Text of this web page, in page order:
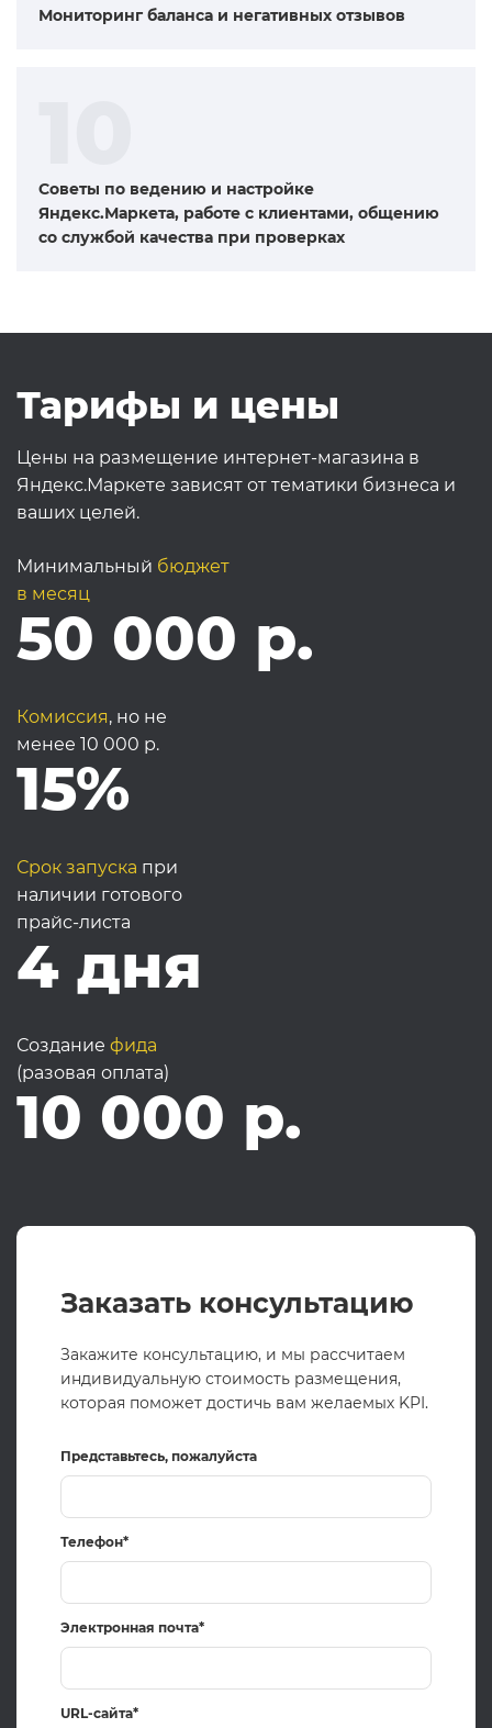
Мониторинг баланса и негативных отзывов
Советы по ведению и настройке
Яндекс.Маркета, работе с клиентами, общению
со службой качества при проверках
Тарифы и цены
Цены на размещение интернет-магазина в
Яндекс.Маркете зависят от тематики бизнеса и
ваших целей.
Минимальный бюджет
в месяц
50 000 р.
Комиссия, но не
менее 10 000 р.
15%
Срок запуска при
наличии готового
прайс-листа
4 дня
Создание фида
(разовая оплата)
10 000 р.
Заказать консультацию
Закажите консультацию, и мы рассчитаем
индивидуальную стоимость размещения,
которая поможет достичь вам желаемых KPI.
Представьтесь, пожалуйста
Телефон*
Электронная почта*
URL-сайта*